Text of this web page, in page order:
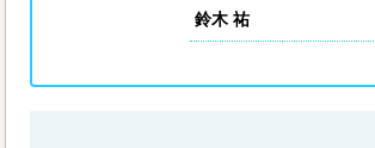
鈴木 祐